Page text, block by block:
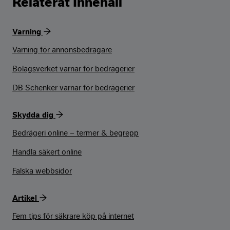
Varning
Varning för annonsbedragare
Bolagsverket varnar för bedrägerier
DB Schenker varnar för bedrägerier
Skydda dig
Bedrägeri online – termer & begrepp
Handla säkert online
Falska webbsidor
Artikel
Fem tips för säkrare köp på internet